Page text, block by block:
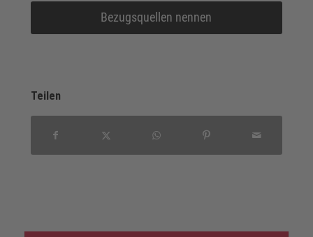
Bezugsquellen nennen
Teilen